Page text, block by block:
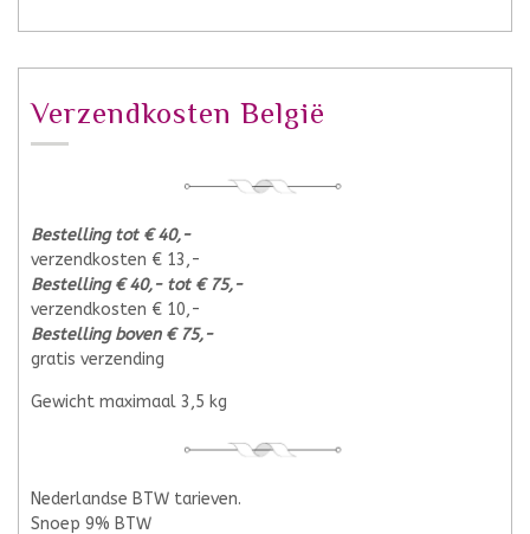
Verzendkosten België
Bestelling tot € 40,-
verzendkosten € 13,-
Bestelling € 40,- tot € 75,-
verzendkosten € 10,-
Bestelling boven € 75,-
gratis verzending
Gewicht maximaal 3,5 kg
Nederlandse BTW tarieven.
Snoep 9% BTW